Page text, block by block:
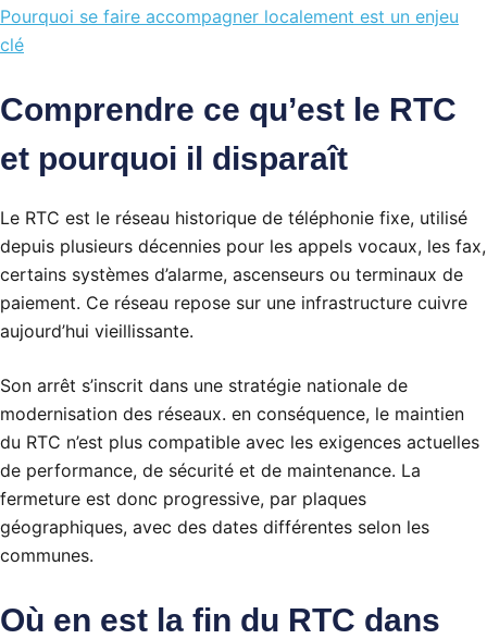
Pourquoi se faire accompagner localement est un enjeu
clé
Comprendre ce qu’est le RTC
et pourquoi il disparaît
Le RTC est le réseau historique de téléphonie fixe, utilisé
depuis plusieurs décennies pour les appels vocaux, les fax,
certains systèmes d’alarme, ascenseurs ou terminaux de
paiement. Ce réseau repose sur une infrastructure cuivre
aujourd’hui vieillissante.
Son arrêt s’inscrit dans une stratégie nationale de
modernisation des réseaux. en conséquence, le maintien
du RTC n’est plus compatible avec les exigences actuelles
de performance, de sécurité et de maintenance. La
fermeture est donc progressive, par plaques
géographiques, avec des dates différentes selon les
communes.
Où en est la fin du RTC dans